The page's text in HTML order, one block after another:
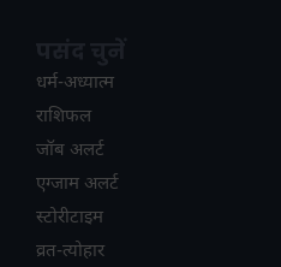
धर्म-अध्यात्म
राशिफल
जॉब अलर्ट
एग्जाम अलर्ट
स्टोरीटाइम
व्रत-त्योहार